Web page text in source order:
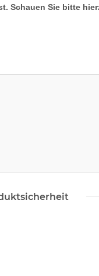
Schauen Sie bitte